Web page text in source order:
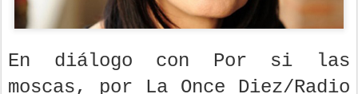
En diálogo con Por si las
moscas, por La Once Diez/Radio